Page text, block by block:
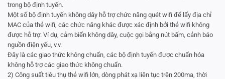
trong bộ định tuyến.
Một số bộ định tuyến không dây hỗ trợ chức năng quét wifi để lấy địa chỉ
MAC của thẻ wifi, các chức năng khác được xác định bởi thẻ wifi không
được hỗ trợ. Ví dụ, cảm biến không dây, cuộc gọi bằng nút bấm, cảnh báo
nguồn điện yếu, v.v.
Đây là các giao thức không chuẩn, các bộ định tuyến được chuẩn hóa
không hỗ trợ các giao thức không chuẩn.
2) Công suất tiêu thụ thẻ wifi lớn, dòng phát xạ liên tục trên 200ma, thời